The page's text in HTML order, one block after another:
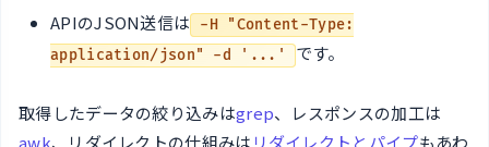
APIのJSON送信は
-H "Content-Type:
application/json" -d '...'
です。
取得したデータの絞り込みはgrep、レスポンスの加工は